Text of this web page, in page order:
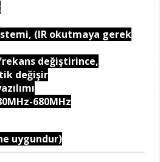
(IR okutmaya gerek
değiştirince,
değişir
680MHz
uygundur)